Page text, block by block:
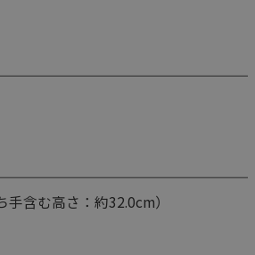
含む高さ：約32.0cm）